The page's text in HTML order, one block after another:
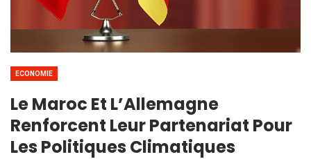
ECONOMIE
Le Maroc Et L’Allemagne
Renforcent Leur Partenariat Pour
Les Politiques Climatiques